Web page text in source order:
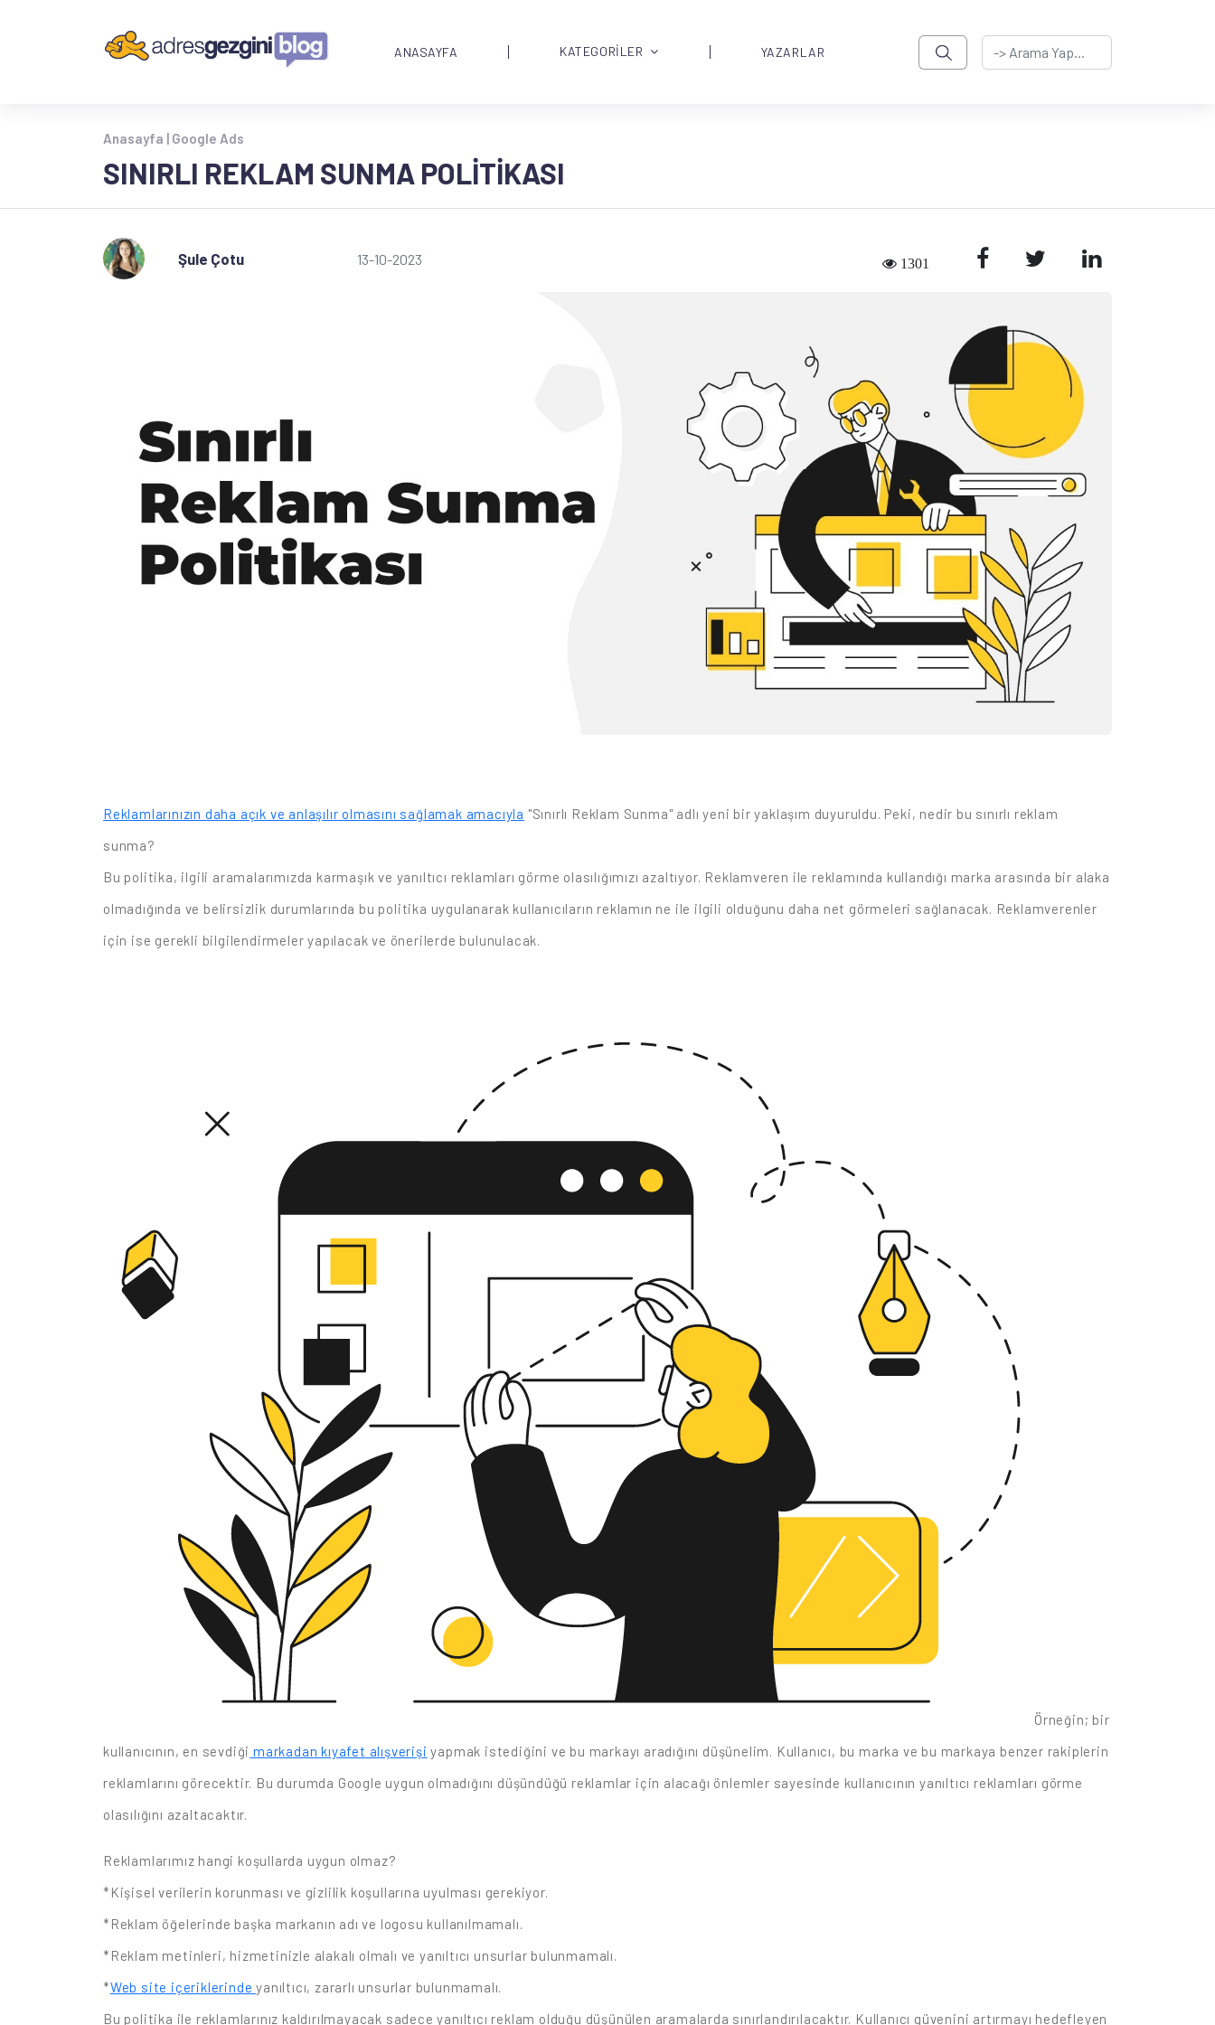
ANASAYFA KATEGORİLER YAZARLAR
Anasayfa | Google Ads
SINIRLI REKLAM SUNMA POLITIKASI
Şule Çotu 13-10-2023 1301
Reklamlarınızın daha açık ve anlaşılır olmasını sağlamak amacıyla "Sınırlı Reklam Sunma" adlı yeni bir yaklaşım duyuruldu. Peki, nedir bu sınırlı reklam
sunma?
Bu politika, ilgili aramalarımızda karmaşık ve yanıltıcı reklamları görme olasılığımızı azaltıyor. Reklamveren ile reklamında kullandığı marka arasında bir alaka
olmadığında ve belirsizlik durumlarında bu politika uygulanarak kullanıcıların reklamın ne ile ilgili olduğunu daha net görmeleri sağlanacak. Reklamverenler
için ise gerekli bilgilendirmeler yapılacak ve önerilerde bulunulacak.
Örneğin; bir
kullanıcının, en sevdiği markadan kıyafet alışverişi yapmak istediğini ve bu markayı aradığını düşünelim. Kullanıcı, bu marka ve bu markaya benzer rakiplerin
reklamlarını görecektir. Bu durumda Google uygun olmadığını düşündüğü reklamlar için alacağı önlemler sayesinde kullanıcının yanıltıcı reklamları görme
olasılığını azaltacaktır.
Reklamlarımız hangi koşullarda uygun olmaz?
*Kişisel verilerin korunması ve gizlilik koşullarına uyulması gerekiyor.
*Reklam öğelerinde başka markanın adı ve logosu kullanılmamalı.
*Reklam metinleri, hizmetinizle alakalı olmalı ve yanıltıcı unsurlar bulunmamalı.
*Web site içeriklerindeyanıltıcı, zararlı unsurlar bulunmamalı.
Bu politika ile reklamlarınız kaldırılmayacak sadece yanıltıcı reklam olduğu düşünülen aramalarda sınırlandırılacaktır. Kullanıcı güvenini artırmayı hedefleyen